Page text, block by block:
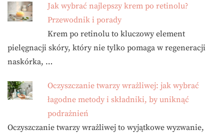
Jak wybrać najlepszy krem po retinolu?
Przewodnik i porady
Krem po retinolu to kluczowy element
pielęgnacji skóry, który nie tylko pomaga w regeneracji
naskórka, …
Oczyszczanie twarzy wrażliwej: jak wybrać
łagodne metody i składniki, by uniknąć
podrażnień
Oczyszczanie twarzy wrażliwej to wyjątkowe wyzwanie,